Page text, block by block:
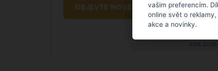
OBJEVTE NOVÉ VĚCIvašim preferencím.
online svět o
akce a novinky.